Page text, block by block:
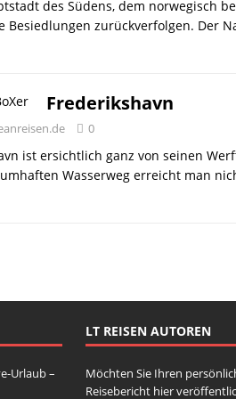
des Südens, dem norwegisch
Besiedlungen zurückverfolgen. Der
Frederikshavn
0
ist ersichtlich ganz von seinen
Wasserweg erreicht man
Urlaub –
LT REISEN AUTOREN
Möchten Sie Ihren
Reisebericht hier